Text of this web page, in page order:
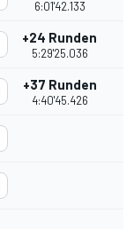
6:01'42.133
+24 Runden
5:29'25.036
+37 Runden
4:40'45.426